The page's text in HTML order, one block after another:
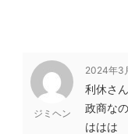
ジミヘン
2024年3
利休さ
政商な
ははは